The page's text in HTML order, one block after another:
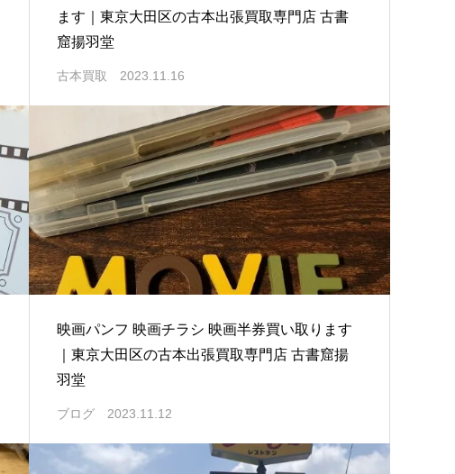
ます｜東京大田区の古本出張買取専門店 古書
窟揚羽堂
古本買取 2023.11.16
映画パンフ 映画チラシ 映画半券買い取ります
｜東京大田区の古本出張買取専門店 古書窟揚
羽堂
ブログ 2023.11.12